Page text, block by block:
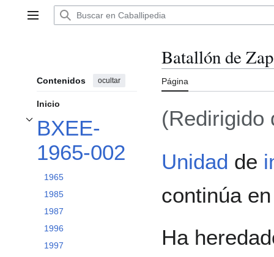
Menú principal
Contenidos ocultar
Inicio
BXEE-
1965-002
Alternar subsección BXEE-1965-002
1965
1985
1987
1996
1997
Batallón de
Página
(Redirigido
Unidad de
continúa
Ha